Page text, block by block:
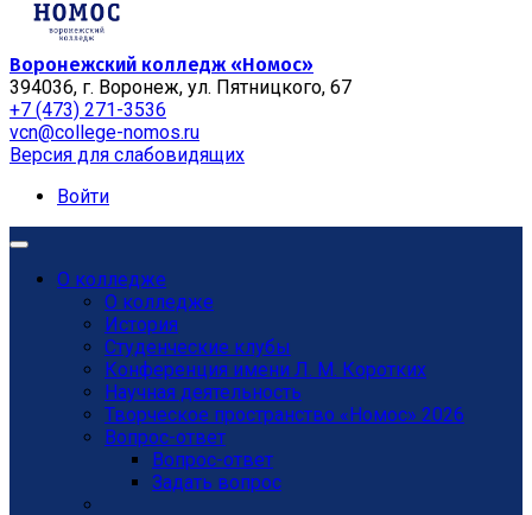
Воронежский колледж «Номос»
394036, г. Воронеж, ул. Пятницкого, 67
+7 (473) 271-3536
vcn@college-nomos.ru
Версия для слабовидящих
Войти
О колледже
О колледже
История
Студенческие клубы
Конференция имени Л. М. Коротких
Научная деятельность
Творческое пространство «Номос» 2026
Вопрос-ответ
Вопрос-ответ
Задать вопрос